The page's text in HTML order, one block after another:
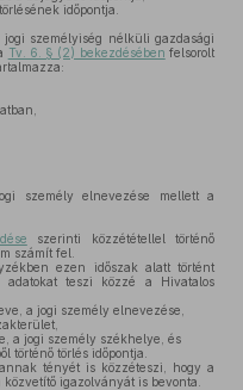
időpontja.
személyiség nélküli gazdasági
Tv. 6. § (2) bekezdésében felsorolt
személy elnevezése mellett a
szerinti közzététellel történő
számít fel.
ezen időszak alatt történt
adatokat teszi közzé a Hivatalos
a jogi személy elnevezése,
a jogi személy székhelye, és
történő törlés időpontja.
tényét is közzéteszi, hogy a
igazolványát is bevonta.